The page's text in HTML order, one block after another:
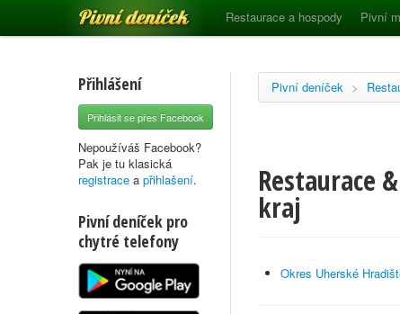
Pivní deníček Restaurace a hospody Pivní
Přihlášení
Přihlásit se přes Facebook
Nepoužíváš Facebook?
Pak je tu klasická
registrace a přihlašení.
Pivní deníček pro
chytré telefony
Pivní deníček >
Restaurace
kraj
Okres Uherské